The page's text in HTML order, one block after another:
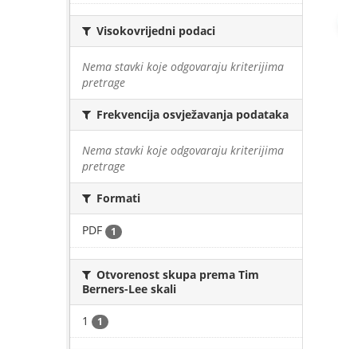
Visokovrijedni podaci
Nema stavki koje odgovaraju kriterijima
pretrage
Frekvencija osvježavanja podataka
Nema stavki koje odgovaraju kriterijima
pretrage
Formati
PDF 1
Otvorenost skupa prema Tim
Berners-Lee skali
1 1